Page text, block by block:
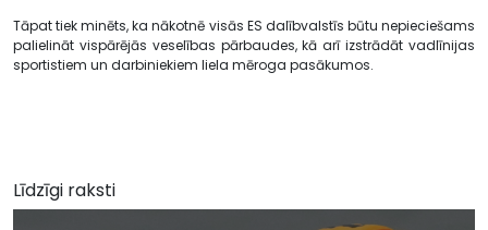
Tāpat tiek minēts, ka nākotnē visās ES dalībvalstīs būtu nepieciešams
palielināt vispārējās veselības pārbaudes, kā arī izstrādāt vadlīnijas
sportistiem un darbiniekiem liela mēroga pasākumos.
Līdzīgi raksti